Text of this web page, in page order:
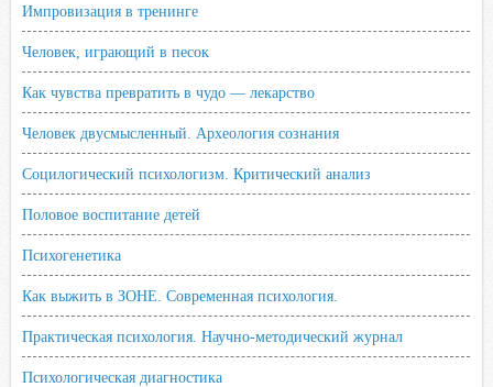
Импровизация в тренинге
Человек, играющий в песок
Как чувства превратить в чудо — лекарство
Человек двусмысленный. Археология сознания
Социлогический психологизм. Критический анализ
Половое воспитание детей
Психогенетика
Как выжить в ЗОНЕ. Современная психология.
Практическая психология. Научно-методический журнал
Психологическая диагностика